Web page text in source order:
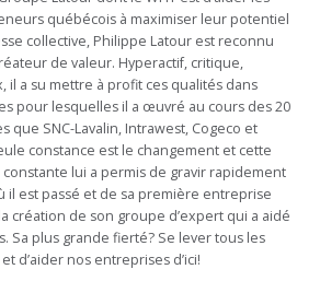
québécois à maximiser leur potentiel
collective, Philippe Latour est reconnu
de valeur. Hyperactif, critique,
il a su mettre à profit ces qualités dans
pour lesquelles il a œuvré au cours des 20
que SNC-Lavalin, Intrawest, Cogeco et
constance est le changement et cette
constante lui a permis de gravir rapidement
il est passé et de sa première entreprise
création de son groupe d’expert qui a aidé
Sa plus grande fierté? Se lever tous les
d’aider nos entreprises d’ici!